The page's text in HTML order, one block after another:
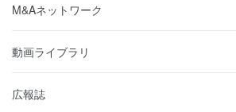
M&Aネットワーク
動画ライブラリ
広報誌